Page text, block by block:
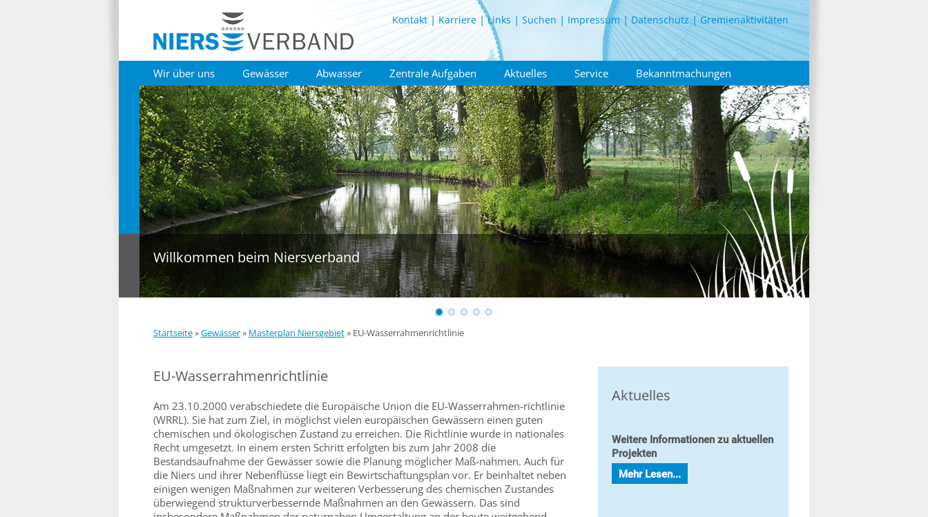
Kontakt Karriere Links Suchen Impressum Datenschutz Gremienaktivitäten
Wir über uns Gewässer Abwasser Zentrale Aufgaben Aktuelles Service Bekanntmachungen
Willkommen beim Niersverband
Startseite»Gewässer» Masterplan Niersgebiet» EU-Wasserrahmenrichtlinie
EU-Wasserrahmenrichtlinie
Am 23.10.2000 verabschiedete die Europäische Union die EU-Wasserrahmen-richtlinie
(WRRL). Sie hat zum Ziel, in möglichst vielen europäischen Gewässern einen guten
chemischen und ökologischen Zustand zu erreichen. Die Richtlinie wurde in nationales
Recht umgesetzt. In einem ersten Schritt erfolgten bis zum Jahr 2008 die
Bestandsaufnahme der Gewässer sowie die Planung möglicher Maß-nahmen. Auch für
die Niers und ihrer Nebenflüsse liegt ein Bewirtschaftungsplan vor. Er beinhaltet neben
einigen wenigen Maßnahmen zur weiteren Verbesserung des chemischen Zustandes
überwiegend strukturverbessernde Maßnahmen an den Gewässern. Das sind
Aktuelles
Weitere Informationen zu aktuellen
Projekten
Mehr Lesen...